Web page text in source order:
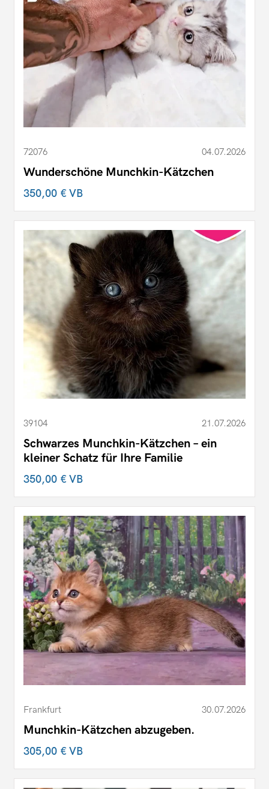
72076 04.07.2026
Wunderschöne Munchkin-Kätzchen
350,00 €VB
39104 21.07.2026
Schwarzes Munchkin-Kätzchen – ein
kleiner Schatz für Ihre Familie
350,00 €VB
Frankfurt 30.07.2026
Munchkin-Kätzchen abzugeben.
305,00 €VB